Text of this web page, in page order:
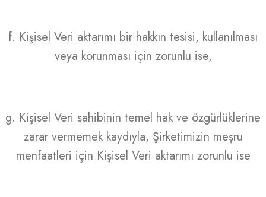
f. Kişisel Veri aktarımı bir hakkın tesisi, kullanılması
veya korunması için zorunlu ise,
g. Kişisel Veri sahibinin temel hak ve özgürlüklerine
zarar vermemek kaydıyla, Şirketimizin meşru
menfaatleri için Kişisel Veri aktarımı zorunlu ise